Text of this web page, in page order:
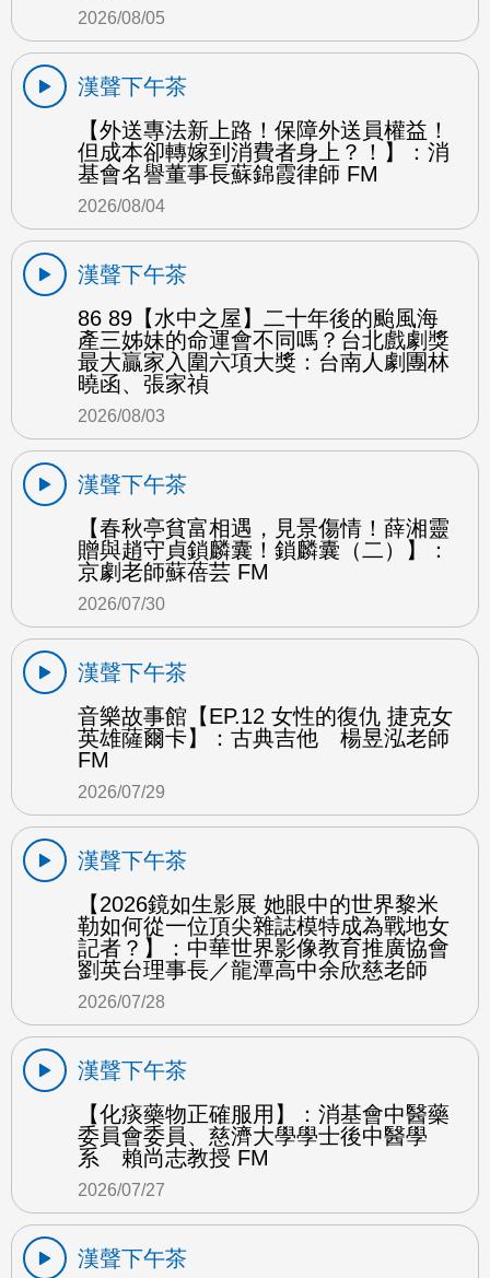
2026/08/05
漢聲下午茶
【外送專法新上路！保障外送員權益！
但成本卻轉嫁到消費者身上？！】：消
基會名譽董事長蘇錦霞律師 FM
2026/08/04
漢聲下午茶
86 89【水中之屋】二十年後的颱風海
產三姊妹的命運會不同嗎？台北戲劇獎
最大贏家入圍六項大獎：台南人劇團林
曉函、張家禎
2026/08/03
漢聲下午茶
【春秋亭貧富相遇，見景傷情！薛湘靈
贈與趙守貞鎖麟囊！鎖麟囊（二）】：
京劇老師蘇蓓芸 FM
2026/07/30
漢聲下午茶
音樂故事館【EP.12 女性的復仇 捷克女
英雄薩爾卡】：古典吉他 楊昱泓老師
FM
2026/07/29
漢聲下午茶
【2026鏡如生影展 她眼中的世界黎米
勒如何從一位頂尖雜誌模特成為戰地女
記者？】：中華世界影像教育推廣協會
劉英台理事長／龍潭高中余欣慈老師
2026/07/28
漢聲下午茶
【化痰藥物正確服用】：消基會中醫藥
委員會委員、慈濟大學學士後中醫學
系 賴尚志教授 FM
2026/07/27
漢聲下午茶